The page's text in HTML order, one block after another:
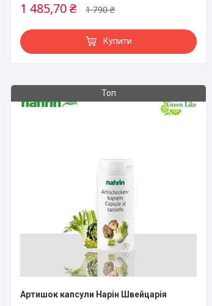
1 790 ₴
1 485,70 ₴
Купити
Топ
Артишок капсули Нарін Швейцарія